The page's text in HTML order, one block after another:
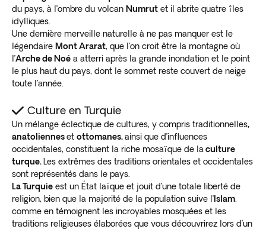
du pays, à l’ombre du volcan Numrut et il abrite quatre îles
idylliques.
Une dernière merveille naturelle à ne pas manquer est le
légendaire Mont Ararat, que l’on croit être la montagne où
l’Arche de Noé a atterri après la grande inondation et le point
le plus haut du pays, dont le sommet reste couvert de neige
toute l’année.
Culture en Turquie
Un mélange éclectique de cultures, y compris traditionnelles,
anatolienneset ottomanes,ainsi que d’influences
occidentales, constituent la riche mosaïque de la culture
turque. Les extrêmes des traditions orientales et occidentales
sont représentés dans le pays.
La Turquie est un État laïque et jouit d’une totale liberté de
religion, bien que la majorité de la population suive l’ Islam,
comme en témoignent les incroyables mosquées et les
traditions religieuses élaborées que vous découvrirez lors d’un